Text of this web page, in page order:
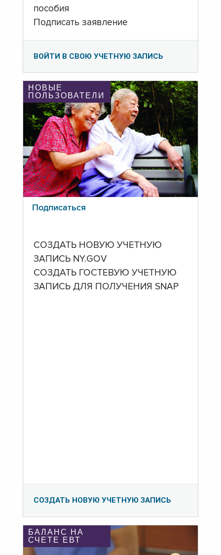
пособия
Подписать заявление
ВОЙТИ В СВОЮ УЧЕТНУЮ ЗАПИСЬ
НОВЫЕ
ПОЛЬЗОВАТЕЛИ
Подписаться
СОЗДАТЬ НОВУЮ УЧЕТНУЮ
ЗАПИСЬ NY.GOV
СОЗДАТЬ ГОСТЕВУЮ УЧЕТНУЮ
ЗАПИСЬ ДЛЯ ПОЛУЧЕНИЯ SNAP
СОЗДАТЬ НОВУЮ УЧЕТНУЮ ЗАПИСЬ
БАЛАНС НА
СЧЕТЕ ЕВТ